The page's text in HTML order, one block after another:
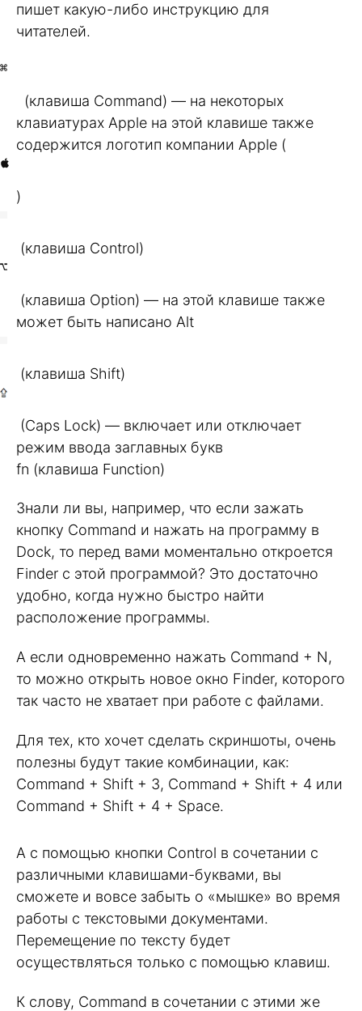
пишет какую-либо инструкцию для
читателей.
(клавиша Command) — на некоторых
клавиатурах Apple на этой клавише также
содержится логотип компании Apple (
)
(клавиша Control)
(клавиша Option) — на этой клавише также
может быть написано Alt
(клавиша Shift)
(Caps Lock) — включает или отключает
режим ввода заглавных букв
fn (клавиша Function)
Знали ли вы, например, что если зажать
кнопку Command и нажать на программу в
Dock, то перед вами моментально откроется
Finder с этой программой? Это достаточно
удобно, когда нужно быстро найти
расположение программы.
А если одновременно нажать Command + N,
то можно открыть новое окно Finder, которого
так часто не хватает при работе с файлами.
Для тех, кто хочет сделать скриншоты, очень
полезны будут такие комбинации, как:
Command + Shift + 3, Command + Shift + 4 или
Command + Shift + 4 + Space.
А с помощью кнопки Control в сочетании с
различными клавишами-буквами, вы
сможете и вовсе забыть о «мышке» во время
работы с текстовыми документами.
Перемещение по тексту будет
осуществляться только с помощью клавиш.
К слову, Command в сочетании с этими же